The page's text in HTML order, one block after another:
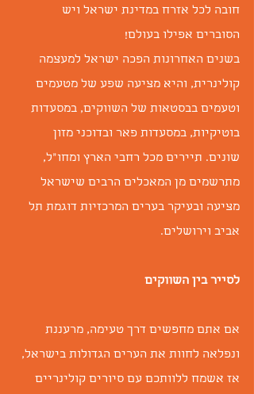
חובה לכל אזרח במדינת ישראל ויש
הסוברים אפילו בעולם!
בשנים האחרונות הפכה ישראל למעצמה
קולינרית, והיא מציעה שפע של מטעמים
וטעמים בבסטאות של השווקים, במסעדות
בוטיקיות, במסעדות פאר ובדוכני מזון
שונים. תיירים מכל רחבי הארץ ומחו"ל,
מתרשמים מן המאכלים הרבים שישראל
מציעה ובעיקר בערים המרכזיות דוגמת תל
אביב וירושלים.
לסייר בין השווקים
אם אתם מחפשים דרך טעימה, מרעננת
ונפלאה לחוות את הערים הגדולות בישראל,
אז אשמח ללוותכם עם סיורים קולינריים